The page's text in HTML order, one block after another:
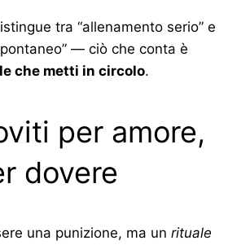
tra “allenamento serio” e
— ciò che conta è
che metti in circolo.
per amore,
dovere
una punizione, ma un rituale